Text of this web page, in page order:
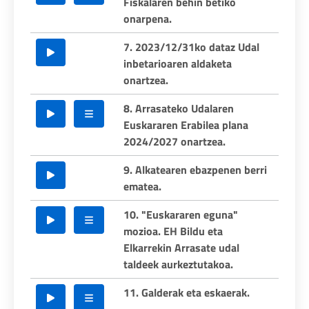
onarpena.
7. 2023/12/31ko dataz Udal
inbetarioaren aldaketa
onartzea.
8. Arrasateko Udalaren
Euskararen Erabilea plana
2024/2027 onartzea.
9. Alkatearen ebazpenen berri
ematea.
10. "Euskararen eguna"
mozioa. EH Bildu eta
Elkarrekin Arrasate udal
taldeek aurkeztutakoa.
11. Galderak eta eskaerak.